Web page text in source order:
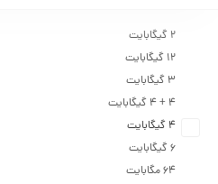
2 گیگابایت
۱۲ گیگابایت
۳ گیگابایت
۴ + ۴ گیگابایت
۴ گیگابایت
۶ گیگابایت
۶۴ مگابایت